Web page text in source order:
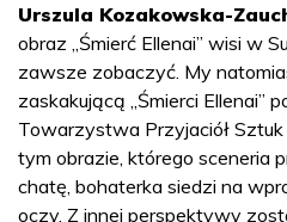
Urszula Kozakowska-
obraz „Śmierć Ellenai” wisi w
zawsze zobaczyć. My
zaskakującą „Śmierci Ellenai”
Towarzystwa Przyjaciół
tym obrazie, którego sceneria
chatę, bohaterka siedzi na
oczy. Z innej perspektywy